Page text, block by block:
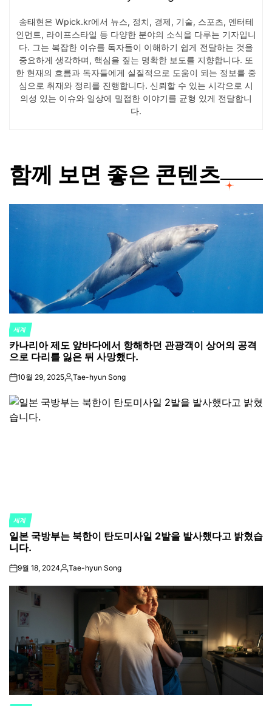
송태현은 Wpick.kr에서 뉴스, 정치, 경제, 기술, 스포츠, 엔터테
인먼트, 라이프스타일 등 다양한 분야의 소식을 다루는 기자입니
다. 그는 복잡한 이슈를 독자들이 이해하기 쉽게 전달하는 것을
중요하게 생각하며, 핵심을 짚는 명확한 보도를 지향합니다. 또
한 현재의 흐름과 독자들에게 실질적으로 도움이 되는 정보를 중
심으로 취재와 정리를 진행합니다. 신뢰할 수 있는 시각으로 시
의성 있는 이슈와 일상에 밀접한 이야기를 균형 있게 전달합니
다.
함께 보면 좋은 콘텐츠
POSTED
IN
세계
카나리아 제도 앞바다에서 항해하던 관광객이 상어의 공격
으로 다리를 잃은 뒤 사망했다.
on10월 29, 2025Posted
Tae-hyun Song
POSTED
IN
세계
일본 국방부는 북한이 탄도미사일 2발을 발사했다고 밝혔습
니다.
on9월 18, 2024Posted
Tae-hyun Song